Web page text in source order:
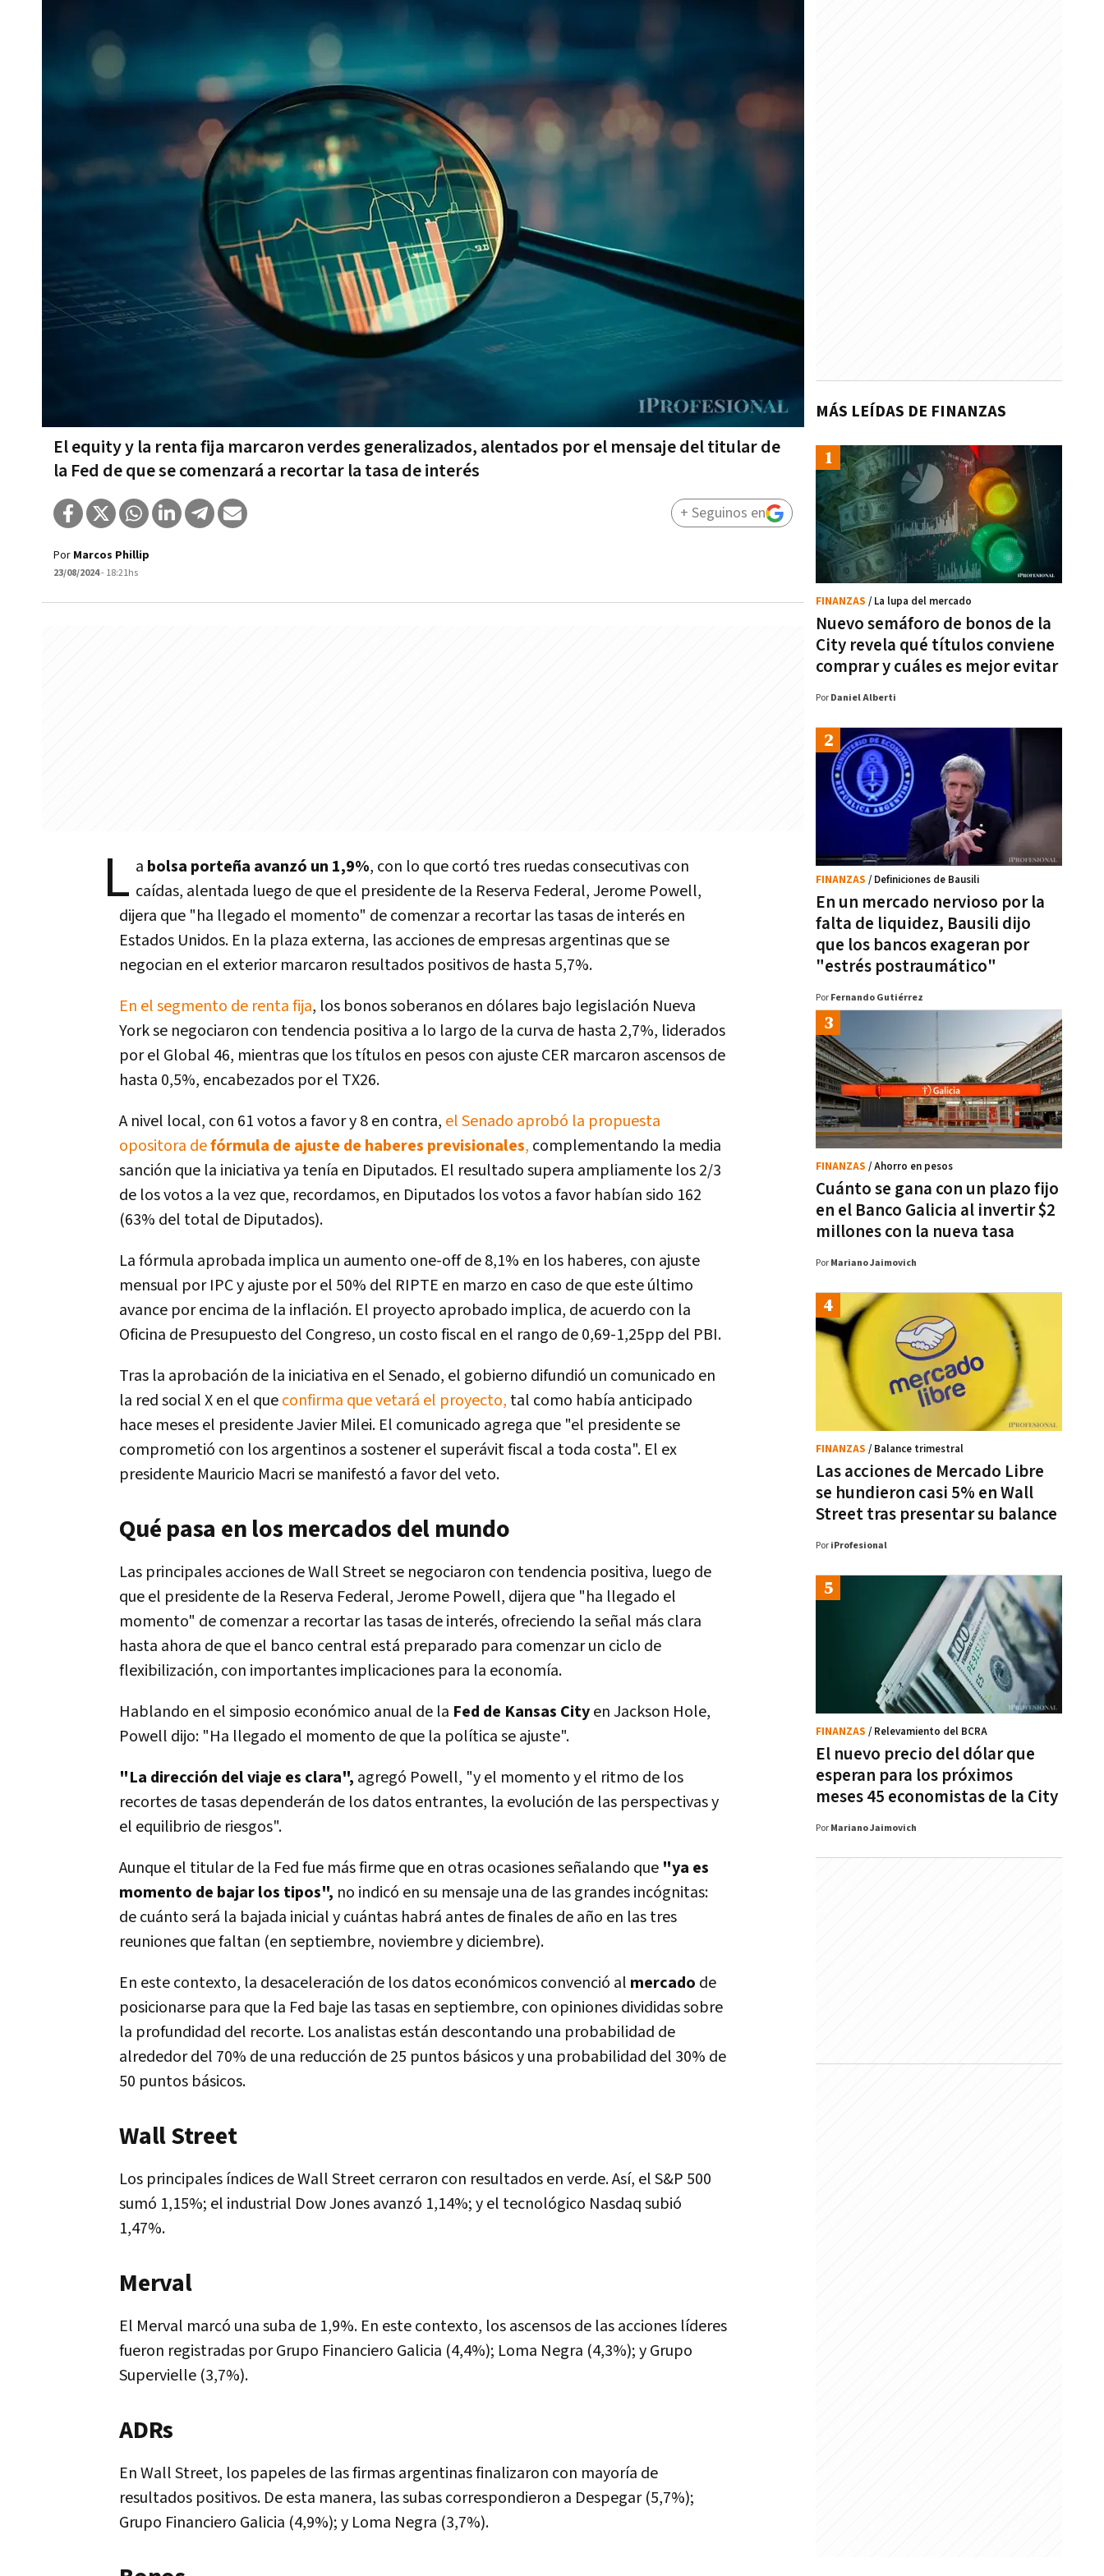
El equity y la renta fija marcaron verdes generalizados, alentados por el mensaje del titular de
la Fed de que se comenzará a recortar la tasa de interés
Por Marcos Phillip
23/08/2024- 18:21hs
+ Seguinos en
L a bolsa porteña avanzó un 1,9%, con lo que cortó tres ruedas consecutivas con
caídas, alentada luego de que el presidente de la Reserva Federal, Jerome Powell,
dijera que "ha llegado el momento" de comenzar a recortar las tasas de interés en
Estados Unidos. En la plaza externa, las acciones de empresas argentinas que se
negocian en el exterior marcaron resultados positivos de hasta 5,7%.
En el segmento de renta fija, los bonos soberanos en dólares bajo legislación Nueva
York se negociaron con tendencia positiva a lo largo de la curva de hasta 2,7%, liderados
por el Global 46, mientras que los títulos en pesos con ajuste CER marcaron ascensos de
hasta 0,5%, encabezados por el TX26.
A nivel local, con 61 votos a favor y 8 en contra, el Senado aprobó la propuesta
opositora defórmula de ajuste de haberes previsionales, complementando la media
sanción que la iniciativa ya tenía en Diputados. El resultado supera ampliamente los 2/3
de los votos a la vez que, recordamos, en Diputados los votos a favor habían sido 162
(63% del total de Diputados).
La fórmula aprobada implica un aumento one-off de 8,1% en los haberes, con ajuste
mensual por IPC y ajuste por el 50% del RIPTE en marzo en caso de que este último
avance por encima de la inflación. El proyecto aprobado implica, de acuerdo con la
Oficina de Presupuesto del Congreso, un costo fiscal en el rango de 0,69-1,25pp del PBI.
Tras la aprobación de la iniciativa en el Senado, el gobierno difundió un comunicado en
la red social X en el queconfirma que vetará el proyecto, tal como había anticipado
hace meses el presidente Javier Milei. El comunicado agrega que "el presidente se
comprometió con los argentinos a sostener el superávit fiscal a toda costa". El ex
presidente Mauricio Macri se manifestó a favor del veto.
Qué pasa en los mercados del mundo
Las principales acciones de Wall Street se negociaron con tendencia positiva, luego de
que el presidente de la Reserva Federal, Jerome Powell, dijera que "ha llegado el
momento" de comenzar a recortar las tasas de interés, ofreciendo la señal más clara
hasta ahora de que el banco central está preparado para comenzar un ciclo de
flexibilización, con importantes implicaciones para la economía.
Hablando en el simposio económico anual de la Fed de Kansas Cityen Jackson Hole,
Powell dijo: "Ha llegado el momento de que la política se ajuste".
"La dirección del viaje es clara", agregó Powell, "y el momento y el ritmo de los
recortes de tasas dependerán de los datos entrantes, la evolución de las perspectivas y
el equilibrio de riesgos".
Aunque el titular de la Fed fue más firme que en otras ocasiones señalando que "ya es
momento de bajar los tipos", no indicó en su mensaje una de las grandes incógnitas:
de cuánto será la bajada inicial y cuántas habrá antes de finales de año en las tres
reuniones que faltan (en septiembre, noviembre y diciembre).
En este contexto, la desaceleración de los datos económicos convenció al mercado de
posicionarse para que la Fed baje las tasas en septiembre, con opiniones divididas sobre
la profundidad del recorte. Los analistas están descontando una probabilidad de
alrededor del 70% de una reducción de 25 puntos básicos y una probabilidad del 30% de
50 puntos básicos.
Wall Street
Los principales índices de Wall Street cerraron con resultados en verde. Así, el S&P 500
sumó 1,15%; el industrial Dow Jones avanzó 1,14%; y el tecnológico Nasdaq subió
1,47%.
Merval
El Merval marcó una suba de 1,9%. En este contexto, los ascensos de las acciones líderes
fueron registradas por Grupo Financiero Galicia (4,4%); Loma Negra (4,3%); y Grupo
Supervielle (3,7%).
ADRs
En Wall Street, los papeles de las firmas argentinas finalizaron con mayoría de
resultados positivos. De esta manera, las subas correspondieron a Despegar (5,7%);
Grupo Financiero Galicia (4,9%); y Loma Negra (3,7%).
MÁS LEÍDAS DE FINANZAS
Nuevo semáforo de bonos de la
City revela qué títulos conviene
comprar y cuáles es mejor evitar
FINANZAS / La lupa del mercado
Por Daniel Alberti
En un mercado nervioso por la
falta de liquidez, Bausili dijo
que los bancos exageran por
"estrés postraumático"
FINANZAS / Definiciones de Bausili
Por Fernando Gutiérrez
Cuánto se gana con un plazo fijo
en el Banco Galicia al invertir $2
millones con la nueva tasa
FINANZAS / Ahorro en pesos
Por Mariano Jaimovich
Las acciones de Mercado Libre
se hundieron casi 5% en Wall
Street tras presentar su balance
FINANZAS / Balance trimestral
Por iProfesional
El nuevo precio del dólar que
esperan para los próximos
meses 45 economistas de la City
FINANZAS / Relevamiento del BCRA
Por Mariano Jaimovich